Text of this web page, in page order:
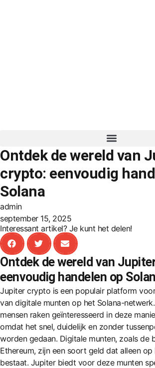
Ontdek de wereld van
crypto: eenvoudig
Solana
admin
september 15, 2025
Interessant artikel? Je kunt het delen!
Ontdek de wereld van
eenvoudig handelen op
Jupiter crypto is een populair platform
van digitale munten op het Solana-
mensen raken geïnteresseerd in deze
omdat het snel, duidelijk en zonder
worden gedaan. Digitale munten, zoals de
Ethereum, zijn een soort geld dat alleen
bestaat. Jupiter biedt voor deze munten